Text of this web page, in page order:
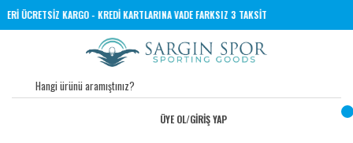
ÜZERİ ÜCRETSİZ KARGO - KREDİ KARTLARINA VADE FARKSIZ 3 TAKSİT
ÜYE OL/GİRİŞ YAP